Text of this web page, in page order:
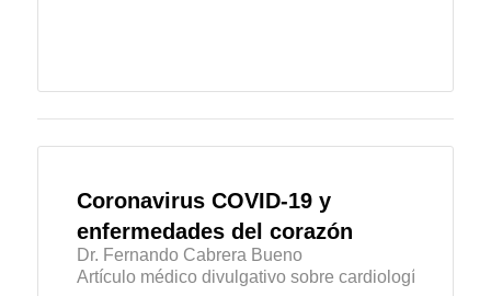
Coronavirus COVID-19 y
enfermedades del corazón
Dr. Fernando Cabrera Bueno
Artículo médico divulgativo sobre cardiología